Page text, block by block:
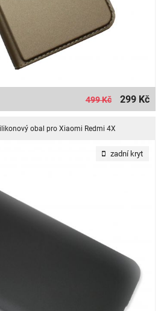
499 Kč 299 Kč
obal pro Xiaomi Redmi 4X
zadní kryt